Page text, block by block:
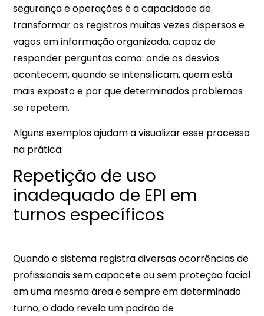
segurança e operações é a capacidade de
transformar os registros muitas vezes dispersos e
vagos em informação organizada, capaz de
responder perguntas como: onde os desvios
acontecem, quando se intensificam, quem está
mais exposto e por que determinados problemas
se repetem.​​
Alguns exemplos ajudam a visualizar esse processo
na prática:
Repetição de uso
inadequado de EPI em
turnos específicos
Quando o sistema registra diversas ocorrências de
profissionais sem capacete ou sem proteção facial
em uma mesma área e sempre em determinado
turno, o dado revela um padrão de